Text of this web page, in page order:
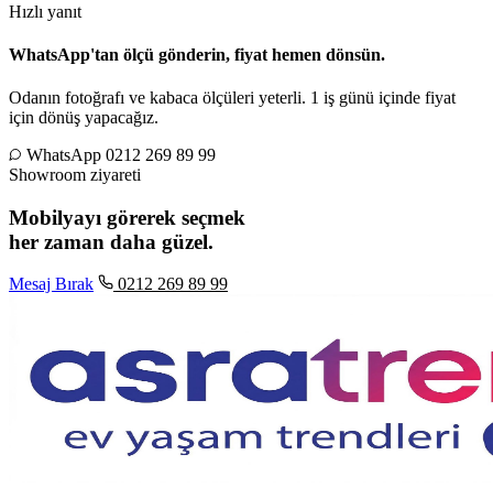
Hızlı yanıt
WhatsApp'tan ölçü gönderin, fiyat hemen dönsün.
Odanın fotoğrafı ve kabaca ölçüleri yeterli. 1 iş günü içinde fiyat
için dönüş yapacağız.
WhatsApp 0212 269 89 99
Showroom ziyareti
Mobilyayı görerek seçmek
her zaman daha güzel.
Mesaj Bırak 0212 269 89 99